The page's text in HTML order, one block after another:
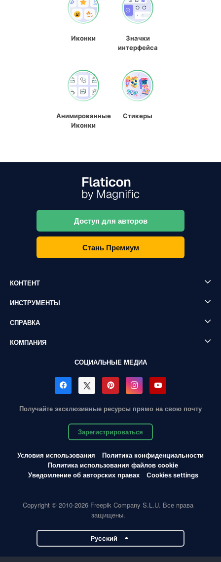
Иконки
Значки
интерфейса
Анимированные
Иконки
Стикеры
Доступ для авторов
Стань Премиум
КОНТЕНТ
ИНСТРУМЕНТЫ
СПРАВКА
КОМПАНИЯ
СОЦИАЛЬНЫЕ МЕДИА
Получайте эксклюзивные ресурсы прямо на свою почту
Зарегистрироваться
Условия использования
Политика конфиденциальности
Политика использования файлов cookie
Уведомление об авторских правах
Cookies settings
Copyright © 2010-2026 Freepik Company S.L.U. Все права
защищены.
Pусский